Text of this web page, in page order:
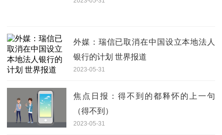
外媒：瑞信已取消在中国设立本地法人
银行的计划 世界报道
2023-05-31
焦点日报：得不到的都释怀的上一句
（得不到）
2023-05-31